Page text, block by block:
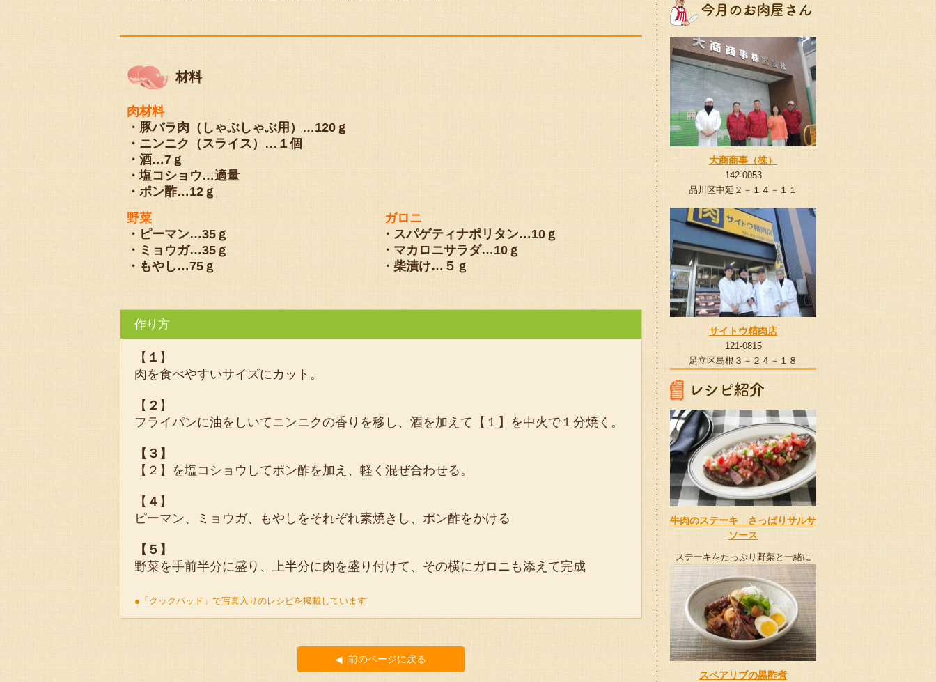
材料
肉材料
・豚バラ肉（しゃぶしゃぶ用）…120ｇ
・ニンニク（スライス）…１個
・酒…7ｇ
・塩コショウ…適量
・ポン酢…12ｇ
野菜
・ピーマン…35ｇ
・ミョウガ…35ｇ
・もやし…75ｇ
ガロニ
・スパゲティナポリタン…10ｇ
・マカロニサラダ…10ｇ
・柴漬け…５ｇ
作り方
【 １ 】
肉を食べやすいサイズにカット。
【 ２ 】
フライパンに油をしいてニンニクの香りを移し、酒を加えて【１】を中火で１分焼く。
【３】
【２】を塩コショウしてポン酢を加え、軽く混ぜ合わせる。
【 ４ 】
ピーマン、ミョウガ、もやしをそれぞれ素焼きし、ポン酢をかける
【５】
野菜を手前半分に盛り、上半分に肉を盛り付けて、その横にガロニも添えて完成
●「クックパッド」で写真入りのレシピを掲載しています
前のページに戻る
大商商事（株）
142-0053
品川区中延２－１４－１１
サイトウ精肉店
121-0815
足立区島根３－２４－１８
牛肉のステーキ さっぱりサルサ
ソース
ステーキをたっぷり野菜と一緒に
スペアリブの黒酢煮